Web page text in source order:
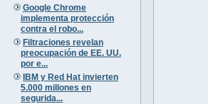
Google Chrome
implementa protección
contra el robo...
Filtraciones revelan
preocupación de EE. UU.
por e...
IBM y Red Hat invierten
5.000 millones en
segurida...